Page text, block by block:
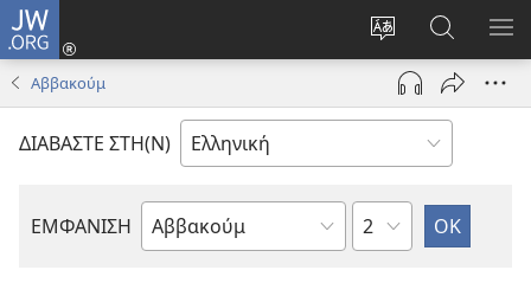
JW.ORG
Αλλαγή
γλώσσας
ιστότοπου
Σύνδεση
(ανοίγει
παράθυρο)
στο
JW.ORG
Αββακούμ
ΔΙΑΒΑΣΤΕ ΣΤΗ(Ν)
ΕΜΦΑΝΙΣΗ
Βιβλίο
Κεφάλαιο